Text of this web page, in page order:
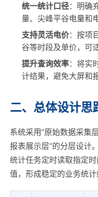
统一统计口径：明确
量、尖峰平谷电量和
支持灵活电价：按项
谷等时段及单价，可
提升查询效率：将实
计结果，避免大屏和
二、总体设计思
系统采用”原始数据采集
报表展示层”的分层设计
统计任务定时读取指定
值，形成稳定的业务统计